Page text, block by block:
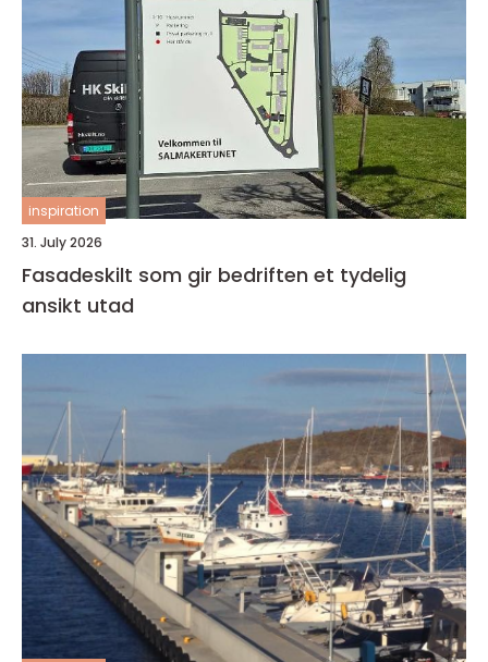
inspiration
31. July 2026
Fasadeskilt som gir bedriften et tydelig
ansikt utad